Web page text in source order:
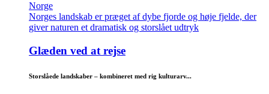
Norge
Norges landskab er præget af dybe fjorde og høje fjelde, der
giver naturen et dramatisk og storslået udtryk
Glæden ved at rejse
Storslåede landskaber – kombineret med rig kulturarv...